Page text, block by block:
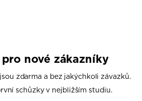
nové zákazníky
zdarma a bez jakýchkoli závazků.
schůzky v nejbližším studiu.